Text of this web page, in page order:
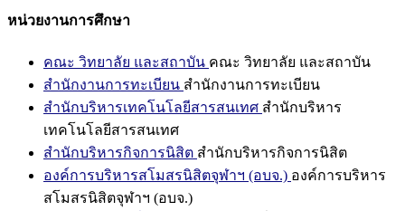
หน่วยงานการศึกษา
คณะ วิทยาลัย และสถาบัน คณะ วิทยาลัย และสถาบัน
สำนักงานการทะเบียน สำนักงานการทะเบียน
สำนักบริหารเทคโนโลยีสารสนเทศ สำนักบริหาร
เทคโนโลยีสารสนเทศ
สำนักบริหารกิจการนิสิต สำนักบริหารกิจการนิสิต
องค์การบริหารสโมสรนิสิตจุฬาฯ (อบจ.) องค์การบริหาร
สโมสรนิสิตจุฬาฯ (อบจ.)